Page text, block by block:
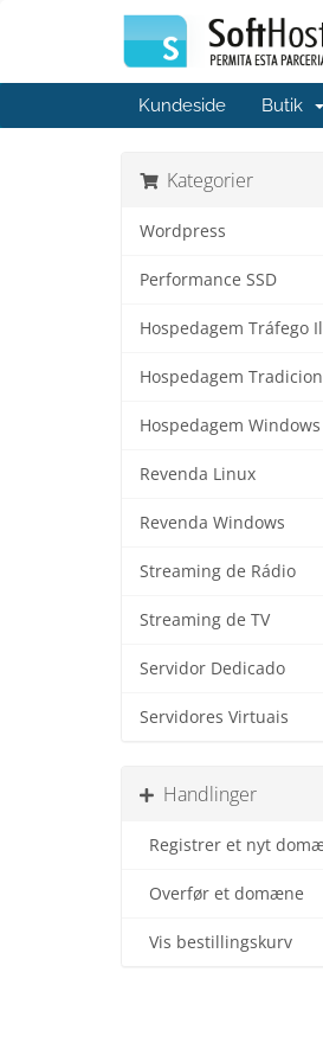
Kundeside Butik
Kategorier
Wordpress
Performance SSD
Hospedagem Tráfego
Hospedagem
Hospedagem Windows
Revenda Linux
Revenda Windows
Streaming de Rádio
Streaming de TV
Servidor Dedicado
Servidores Virtuais
Handlinger
Registrer et nyt
Overfør et domæne
Vis bestillingskurv